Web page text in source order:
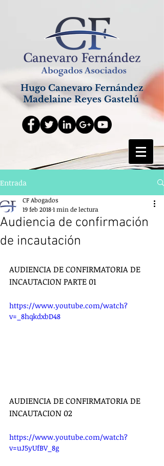
Hugo Canevaro Fernández
Madelaine Reyes Gastelú
Entrada
Audiencia de confirmación
de incautación
CF Abogados
19 feb 20181 min de lectura
AUDIENCIA DE CONFIRMATORIA DE
INCAUTACION PARTE 01
https://www.youtube.com/watch?
v=_8hqkdxbD48
AUDIENCIA DE CONFIRMATORIA DE
INCAUTACION 02
https://www.youtube.com/watch?
v=uJ5yUfBV_8g